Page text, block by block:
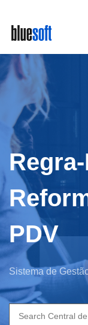
main
content
PDV
Sistema de
Search